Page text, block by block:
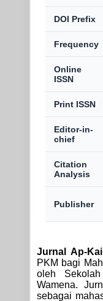
DOI Prefix
Frequency
Online
ISSN
Print ISSN
Editor-in-
chief
Citation
Analysis
Publisher
Jurnal Ap-
PKM bagi
oleh
Wamena.
sebagai